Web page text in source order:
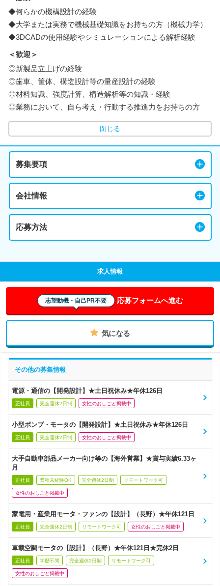
◆何らかの機構設計の経験
◆大学または実務で機械基礎知識をお持ちの方（機械力学）
◆3DCADの使用経験やシミュレーションによる解析経験
＜歓迎＞
◎新製品立上げの経験
◎歯車、筐体、構造設計等の量産設計の経験
◎材料知識、強度計算、構造解析等の知識・経験
◎業務において、自ら考え・行動する推進力をお持ちの方
閉じる
募集要項
会社情報
応募方法
求人情報
志望動機・自己PR不要 応募フォームへ進む
気になる
その他の募集情報
電源・通信の【開発設計】★土日祝休み★年休126日
正社員 完全週休2日制 女性のおしごと掲載中
小型ポンプ・モータの【開発設計】★土日祝休み★年休126日
正社員 完全週休2日制 女性のおしごと掲載中
大手自動車部品メーカー向け等の【海外営業】★賞与実績6.33ヶ
月
正社員 業種未経験OK 完全週休2日制 リモートワーク可
女性のおしごと掲載中
家電用・産業用モータ・ファンの【設計】（長野）★年休121日
正社員 完全週休2日制 リモートワーク可 女性のおしごと掲載中
車載空調モータの【設計】（長野）★年休121日★完休2日
正社員 学歴不問 完全週休2日制 リモートワーク可
女性のおしごと掲載中